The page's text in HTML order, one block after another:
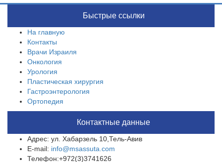
Быстрые ссылки
На главную
Контакты
Врачи Израиля
Онкология
Урология
Пластическая хирургия
Гастроэнтерология
Ортопедия
Контактные данные
Адрес: ул. Хабарзель 10,Тель-Авив
E-mail: info@msassuta.com
Телефон:+972(3)3741626